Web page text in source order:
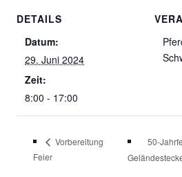
DETAILS
Datum:
29. Juni 2024
Zeit:
8:00 - 17:00
Vorbereitung
Feier
50-